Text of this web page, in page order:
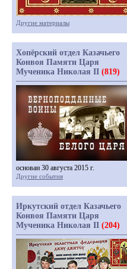
Другие материалы
Хопёрский отдел Казачьего
Конвоя Памяти Царя
Мученика Николая II (819)
основан 30 августа 2015 г.
Другие события
Иркутский отдел Казачьего
Конвоя Памяти Царя
Мученика Николая II (204)